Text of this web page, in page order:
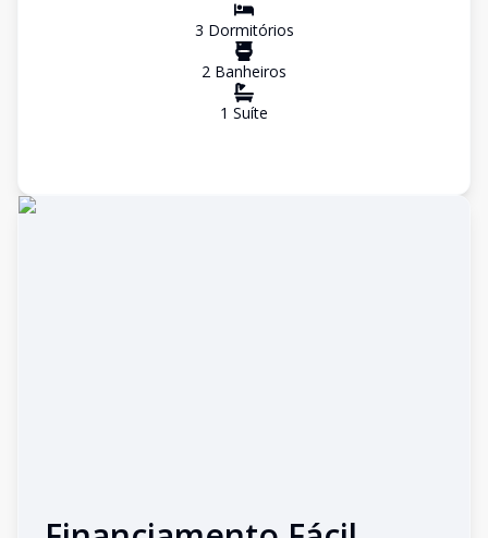
3 Dormitórios
2 Banheiros
1 Suíte